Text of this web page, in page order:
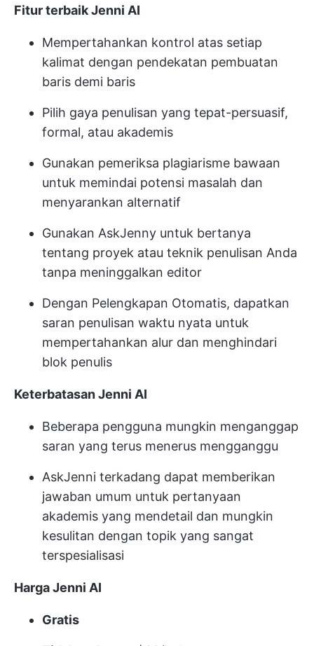
Fitur terbaik Jenni AI
Mempertahankan kontrol atas setiap
kalimat dengan pendekatan pembuatan
baris demi baris
Pilih gaya penulisan yang tepat-persuasif,
formal, atau akademis
Gunakan pemeriksa plagiarisme bawaan
untuk memindai potensi masalah dan
menyarankan alternatif
Gunakan AskJenny untuk bertanya
tentang proyek atau teknik penulisan Anda
tanpa meninggalkan editor
Dengan Pelengkapan Otomatis, dapatkan
saran penulisan waktu nyata untuk
mempertahankan alur dan menghindari
blok penulis
Keterbatasan Jenni AI
Beberapa pengguna mungkin menganggap
saran yang terus menerus mengganggu
AskJenni terkadang dapat memberikan
jawaban umum untuk pertanyaan
akademis yang mendetail dan mungkin
kesulitan dengan topik yang sangat
terspesialisasi
Harga Jenni AI
Gratis